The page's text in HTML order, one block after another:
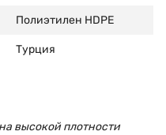
Полиэтилен HDPE
Турция
высокой плотности